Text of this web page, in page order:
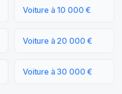
Voiture à 10 000 €
Voiture à 20 000 €
Voiture à 30 000 €